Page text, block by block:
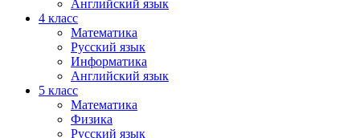
Английский язык
4 класс
Математика
Русский язык
Информатика
Английский язык
5 класс
Математика
Физика
Русский язык